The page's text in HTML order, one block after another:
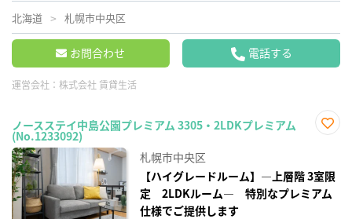
北海道 札幌市中央区
お問合わせ 電話する
運営会社： 株式会社 賃貸生活
ノースステイ中島公園プレミアム 3305・2LDKプレミアム
(No.1233092)
録
札幌市中央区
【ハイグレードルーム】―上層階 3室限
定 2LDKルーム― 特別なプレミアム
仕様でご提供します